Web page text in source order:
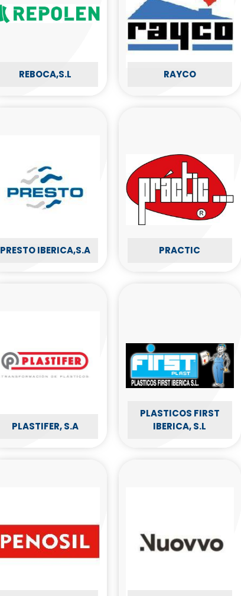
REBOCA,S.L RAYCO
PRESTO IBERICA,S.A PRACTIC
PLASTIFER, S.A
PLASTICOS FIRST
IBERICA, S.L